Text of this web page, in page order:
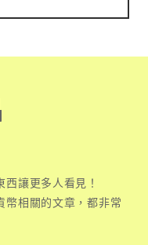
讓更多人看見！
幣相關的文章，都非常